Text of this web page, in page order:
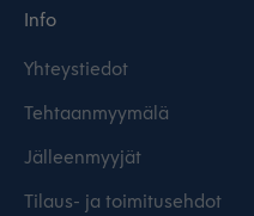
Info
Yhteystiedot
Tehtaanmyymälä
Jälleenmyyjät
Tilaus- ja toimitusehdot